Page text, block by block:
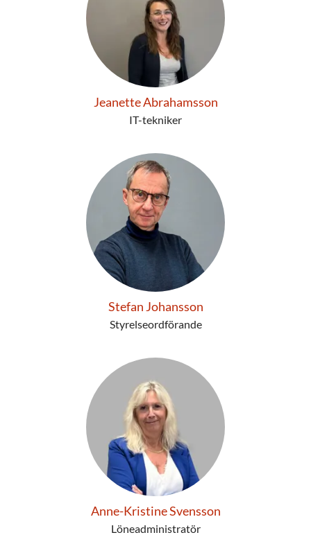
Jeanette Abrahamsson
IT-tekniker
Stefan Johansson
Styrelseordförande
Anne-Kristine Svensson
Löneadministratör